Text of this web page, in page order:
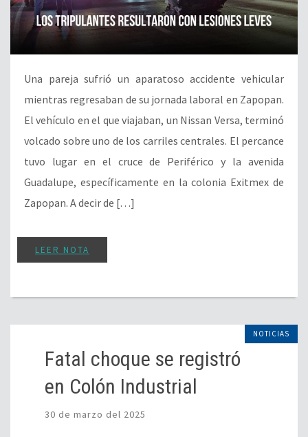
Una pareja sufrió un aparatoso accidente vehicular
mientras regresaban de su jornada laboral en Zapopan.
El vehículo en el que viajaban, un Nissan Versa, terminó
volcado sobre uno de los carriles centrales. El percance
tuvo lugar en el cruce de Periférico y la avenida
Guadalupe, específicamente en la colonia Exitmex de
Zapopan. A decir de […]
LEER NOTA
NOTICIAS
Fatal choque se registró
en Colón Industrial
30 de marzo del 2025